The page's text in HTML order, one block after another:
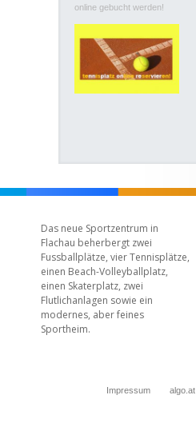
online gebucht werden!
Das neue Sportzentrum in
Flachau beherbergt zwei
Fussballplätze, vier Tennisplätze,
einen Beach-Volleyballplatz,
einen Skaterplatz, zwei
Flutlichanlagen sowie ein
modernes, aber feines
Sportheim.
Impressum algo.at